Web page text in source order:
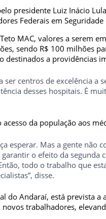
presidente Luiz Inácio
Federais em
MAC, valores a serem
sendo R$ 100 milhões
destinados a providências
ser centros de excelência
desses hospitais. É
da população aos
esperar. Mas a gente
o efeito da segunda
todo o trabalho que
disse.
do Andaraí, está
trabalhadores,